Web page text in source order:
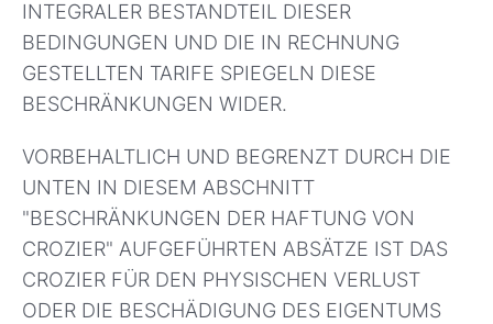
INTEGRALER BESTANDTEIL DIESER
BEDINGUNGEN UND DIE IN RECHNUNG
GESTELLTEN TARIFE SPIEGELN DIESE
BESCHRÄNKUNGEN WIDER.
VORBEHALTLICH UND BEGRENZT DURCH DIE
UNTEN IN DIESEM ABSCHNITT
"BESCHRÄNKUNGEN DER HAFTUNG VON
CROZIER" AUFGEFÜHRTEN ABSÄTZE IST DAS
CROZIER FÜR DEN PHYSISCHEN VERLUST
ODER DIE BESCHÄDIGUNG DES EIGENTUMS